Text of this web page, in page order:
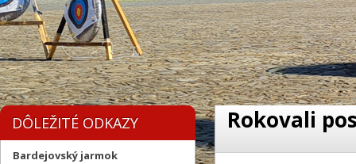
DÔLEŽITÉ ODKAZY
Bardejovský jarmok
Rokovali